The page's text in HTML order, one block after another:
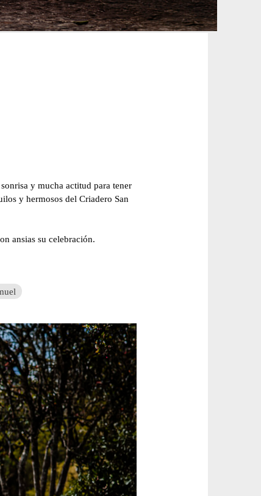
y mucha actitud para tener
y hermosos del Criadero San
ansias su celebración.